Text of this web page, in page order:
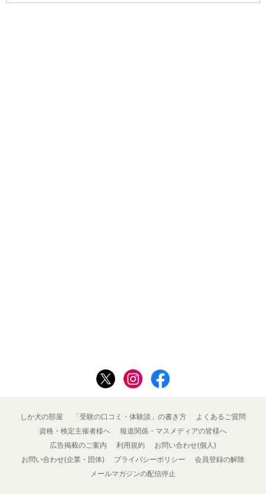
しか犬の部屋 「受験の口コミ・体験談」の書き方
よくあるご質問
資格・検定主催者様へ
報道関係・マスメディアの皆様へ
広告掲載のご案内
利用規約
お問い合わせ(個人)
お問い合わせ(企業・団体)
プライバシーポリシー
会員登録の解除
メールマガジンの配信停止